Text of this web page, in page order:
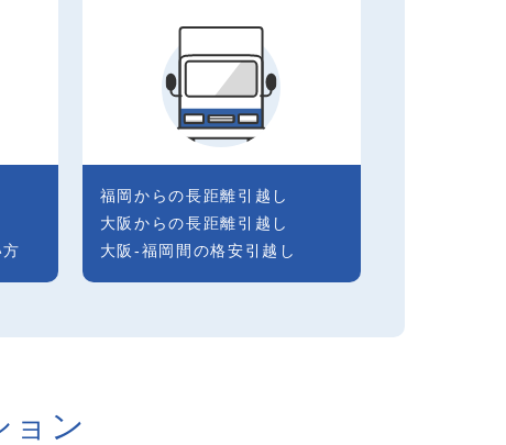
福岡からの長距離引越し
大阪からの長距離引越し
大阪-福岡間の格安引越し
ョン